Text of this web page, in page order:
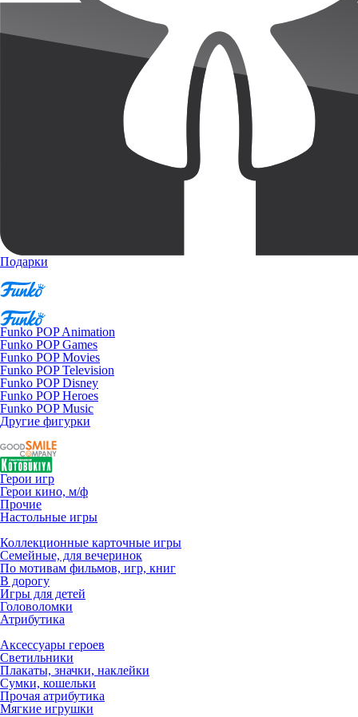
Подарки
Funko POP Animation
Funko POP Games
Funko POP Movies
Funko POP Television
Funko POP Disney
Funko POP Heroes
Funko POP Music
Другие фигурки
Герои игр
Герои кино, м/ф
Прочие
Настольные игры
Коллекционные карточные игры
Семейные, для вечеринок
По мотивам фильмов, игр, книг
В дорогу
Игры для детей
Головоломки
Атрибутика
Аксессуары героев
Светильники
Плакаты, значки, наклейки
Сумки, кошельки
Прочая атрибутика
Мягкие игрушки